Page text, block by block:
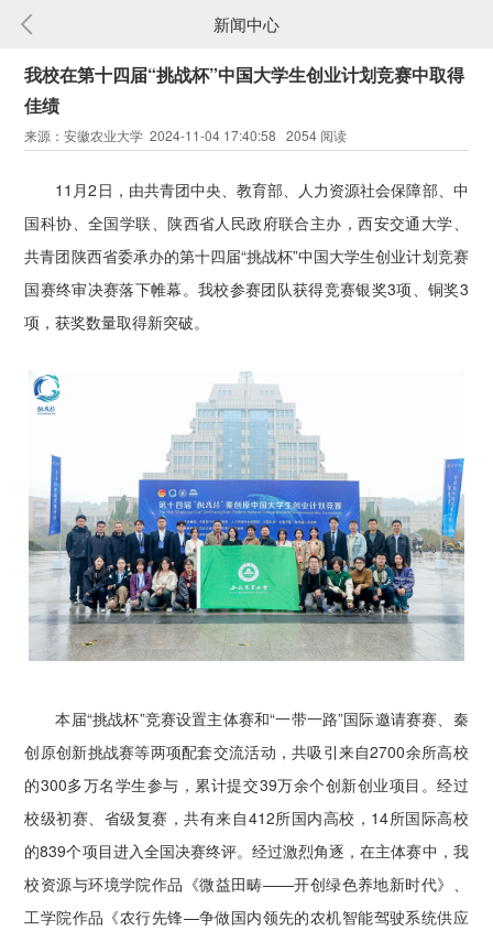
新闻中心
我校在第十四届“挑战杯”中国大学生创业计划竞赛中取得
佳绩
来源：安徽农业大学 2024-11-04 17:40:58 2054 阅读
11月2日，由共青团中央、教育部、人力资源社会保障部、中
国科协、全国学联、陕西省人民政府联合主办，西安交通大学、
共青团陕西省委承办的第十四届“挑战杯”中国大学生创业计划竞赛
国赛终审决赛落下帷幕。我校参赛团队获得竞赛银奖3项、铜奖3
项，获奖数量取得新突破。
本届“挑战杯”竞赛设置主体赛和“一带一路”国际邀请赛赛、秦
创原创新挑战赛等两项配套交流活动，共吸引来自2700余所高校
的300多万名学生参与，累计提交39万余个创新创业项目。经过
校级初赛、省级复赛，共有来自412所国内高校，14所国际高校
的839个项目进入全国决赛终评。经过激烈角逐，在主体赛中，我
校资源与环境学院作品《微益田畴——开创绿色养地新时代》、
工学院作品《农行先锋—争做国内领先的农机智能驾驶系统供应